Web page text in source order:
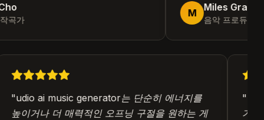
가
M Miles Grant
음악 프로듀서
"udio ai music generator는 단순히 에너지를
높이거나 더 매력적인 오프닝 구절을 원하는 게